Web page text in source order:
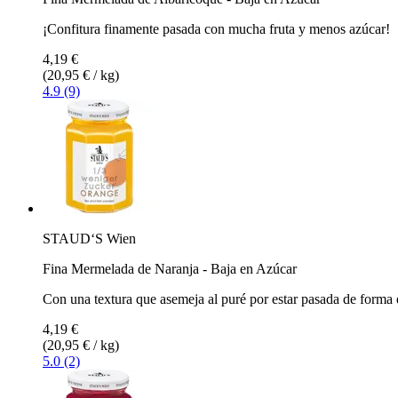
¡Confitura finamente pasada con mucha fruta y menos azúcar!
4,19 €
(20,95 € / kg)
4.9 (9)
STAUD‘S Wien
Fina Mermelada de Naranja - Baja en Azúcar
Con una textura que asemeja al puré por estar pasada de forma
4,19 €
(20,95 € / kg)
5.0 (2)